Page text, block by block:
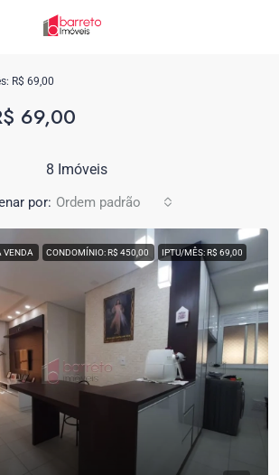
R$ 69,00
69,00
8 Imóveis
por: Ordem padrão
VENDA CONDOMÍNIO: R$ 450,00 IPTU/MÊS: R$ 69,00